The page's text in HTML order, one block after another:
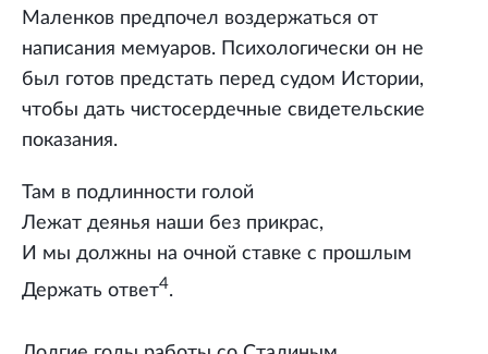
Маленков предпочел воздержаться от
написания мемуаров. Психологически он не
был готов предстать перед судом Истории,
чтобы дать чистосердечные свидетельские
показания.
Там в подлинности голой
Лежат деянья наши без прикрас,
И мы должны на очной ставке с прошлым
Держать ответ4.